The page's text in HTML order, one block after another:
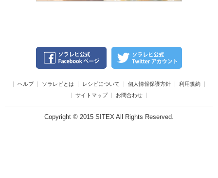
ヘルプ ソラレピとは レシピについて 個人情報保護方針
利用規約
サイトマップ
お問合わせ
Copyright © 2015 SITEX All Rights Reserved.